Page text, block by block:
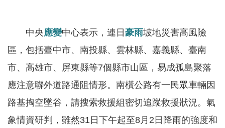
關
於
本
署
網
中央應變中心表示，連日 豪雨坡地災害高風險
區，包括臺中市、南投縣、雲林縣、嘉義縣、臺南
市、高雄市、屏東縣等7個縣市山區，易成孤島聚落
應注意聯外道路通阻情形。南橫公路有一民眾車輛因
路基掏空墜谷，請搜索救援組密切追蹤救援狀況。氣
象情資研判，雖然31日下午起至8月2日降雨的強度和